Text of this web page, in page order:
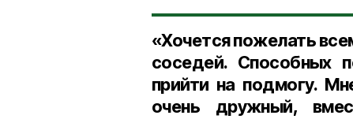
«Хочется пожелать
соседей. Способных
прийти на подмогу.
очень дружный,